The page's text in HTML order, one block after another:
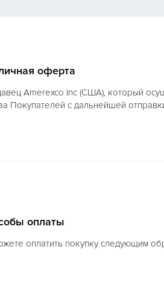
оферта
Amerexco Inc (США), который
Покупателей с дальнейшей
оплаты
оплатить покупку следующим